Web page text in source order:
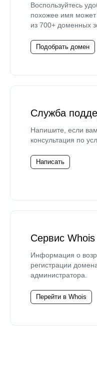
Воспользуйтесь
похожее имя
из 700+ доменных
Подобрать домен
Служба
Напишите, если
консультация по
Написать
Сервис Whois
Информация о
регистрации
администратора.
Перейти в Whois